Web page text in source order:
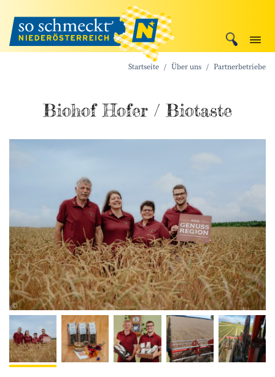
Startseite Über uns Partnerbetriebe
Biohof Hofer / Biotaste
©„Netzwerk Kulinarik/Cloning Company Media 8 OG“